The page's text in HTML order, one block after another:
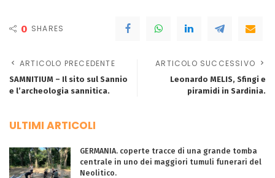
0 SHARES
ARTICOLO PRECEDENTE
SAMNITIUM – Il sito sul Sannio
e l’archeologia sannitica.
ARTICOLO SUCCESSIVO
Leonardo MELIS, Sfingi e
piramidi in Sardinia.
ULTIMI ARTICOLI
GERMANIA. coperte tracce di una grande tomba
centrale in uno dei maggiori tumuli funerari del
Neolitico.